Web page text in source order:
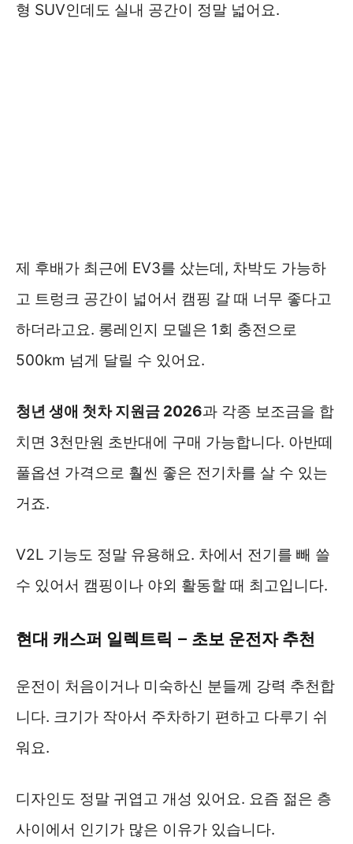
형 SUV인데도 실내 공간이 정말 넓어요.
제 후배가 최근에 EV3를 샀는데, 차박도 가능하
고 트렁크 공간이 넓어서 캠핑 갈 때 너무 좋다고
하더라고요. 롱레인지 모델은 1회 충전으로
500km 넘게 달릴 수 있어요.
청년 생애 첫차 지원금 2026과 각종 보조금을 합
치면 3천만원 초반대에 구매 가능합니다. 아반떼
풀옵션 가격으로 훨씬 좋은 전기차를 살 수 있는
거죠.
V2L 기능도 정말 유용해요. 차에서 전기를 빼 쓸
수 있어서 캠핑이나 야외 활동할 때 최고입니다.
현대 캐스퍼 일렉트릭 – 초보 운전자 추천
운전이 처음이거나 미숙하신 분들께 강력 추천합
니다. 크기가 작아서 주차하기 편하고 다루기 쉬
워요.
디자인도 정말 귀엽고 개성 있어요. 요즘 젊은 층
사이에서 인기가 많은 이유가 있습니다.